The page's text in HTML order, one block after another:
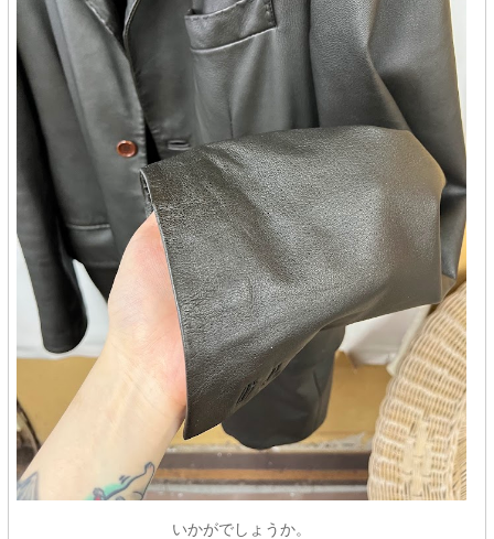
いかがでしょうか。